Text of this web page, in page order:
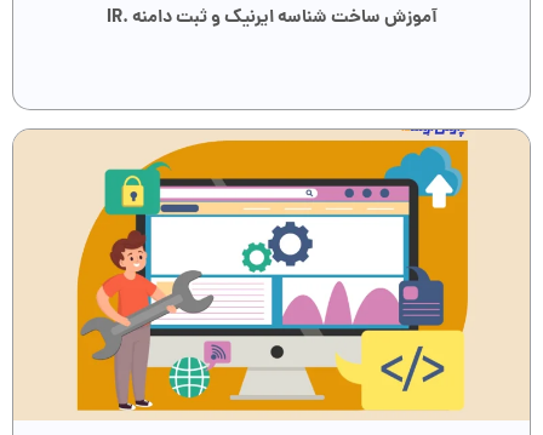
آموزش ساخت شناسه ایرنیک و ثبت دامنه .IR